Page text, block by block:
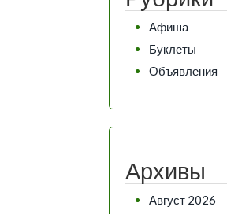
Афиша
Буклеты
Объявления
Архивы
Август 2026